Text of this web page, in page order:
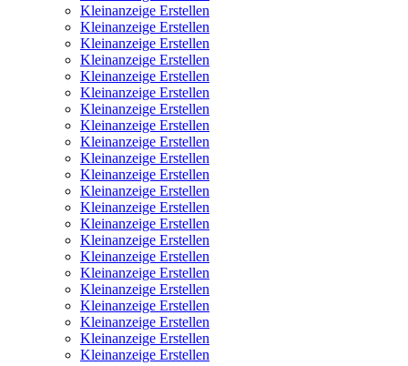
Kleinanzeige Erstellen
Kleinanzeige Erstellen
Kleinanzeige Erstellen
Kleinanzeige Erstellen
Kleinanzeige Erstellen
Kleinanzeige Erstellen
Kleinanzeige Erstellen
Kleinanzeige Erstellen
Kleinanzeige Erstellen
Kleinanzeige Erstellen
Kleinanzeige Erstellen
Kleinanzeige Erstellen
Kleinanzeige Erstellen
Kleinanzeige Erstellen
Kleinanzeige Erstellen
Kleinanzeige Erstellen
Kleinanzeige Erstellen
Kleinanzeige Erstellen
Kleinanzeige Erstellen
Kleinanzeige Erstellen
Kleinanzeige Erstellen
Kleinanzeige Erstellen